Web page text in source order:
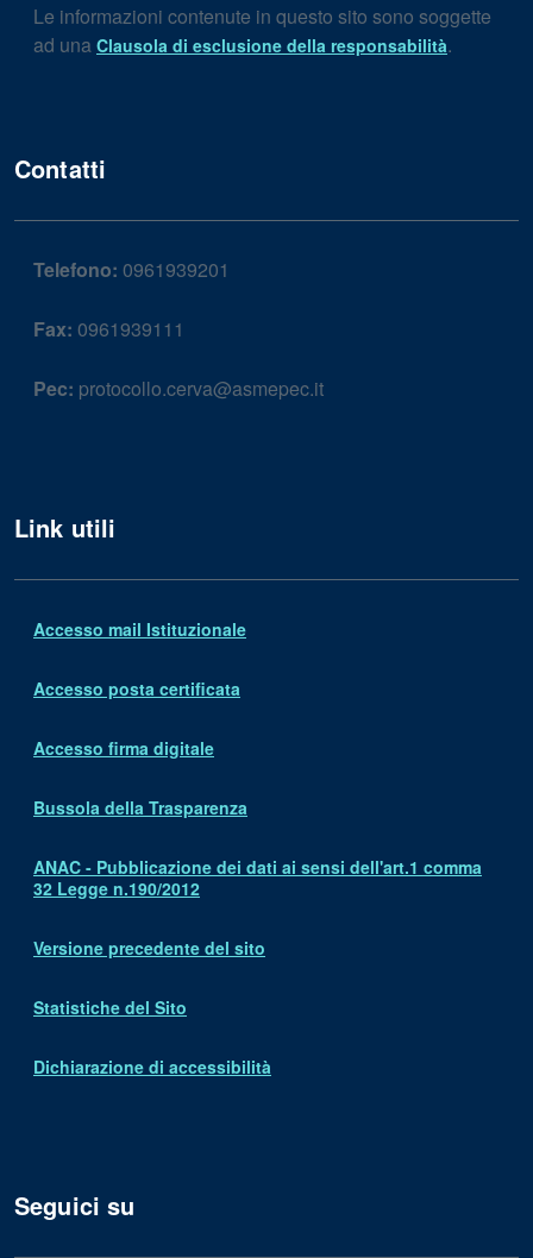
Le informazioni contenute in questo sito sono soggette
ad una Clausola di esclusione della responsabilità.
Contatti
Telefono: 0961939201
Fax: 0961939111
Pec: protocollo.cerva@asmepec.it
Link utili
Accesso mail Istituzionale
Accesso posta certificata
Accesso firma digitale
Bussola della Trasparenza
ANAC - Pubblicazione dei dati ai sensi dell'art.1 comma
32 Legge n.190/2012
Versione precedente del sito
Statistiche del Sito
Dichiarazione di accessibilità
Seguici su